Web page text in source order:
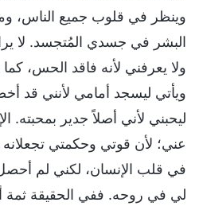
وينظر في قلوب جميع الناس،
البشر في جسدي المُتجسد. لا
ولا يعرفني لأنه فاقد الحس،
ويأتي ليسجد أمامي لأنني قد
ليحبني لأني أصلاً جدير بمحبته.
عني؛ لأن قوتي وحكمتي
في قلب الإنسان، لكني لم
لي في روحه. ففي الحقيقة ثمة